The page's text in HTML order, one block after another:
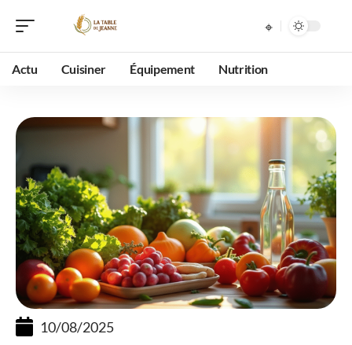
Actu Cuisiner Équipement Nutrition
10/08/2025